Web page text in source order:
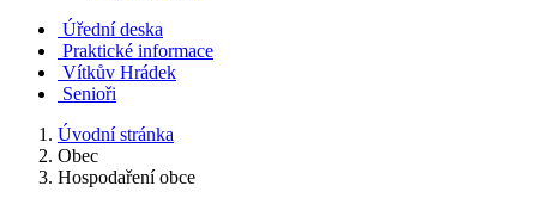
Úřední deska
Praktické informace
Vítkův Hrádek
Senioři
Úvodní stránka
Obec
Hospodaření obce